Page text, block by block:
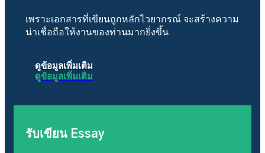
เพราะเอกสารที่เขียนถูกหลักไวยากรณ์ จะสร้างความ
น่าเชื่อถือให้งานของท่านมากยิ่งขึ้น
ดูข้อมูลเพิ่มเติม
ดูข้อมูลเพิ่มเติม
รับเขียน Essay